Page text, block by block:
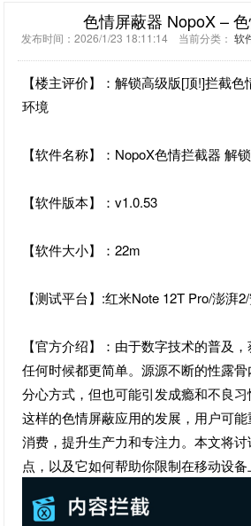
色情屏蔽器 NopoX –
发布时间：2026/1/23 18:11:14 当前分类： 软
【楼主评价】：解锁高级版[顶!]拦截
环境
【软件名称】：NopoX色情拦截器 解
【软件版本】：v1.0.53
【软件大小】：22m
【测试平台】:红米Note 12T Pro/澎湃
【官方介绍】：由于数字技术的普及
任何时候都更简单。源源不断的性露
分心方式，但也可能引发成瘾和不良
这样的色情屏蔽应用的发展，用户可
消费，提升生产力和专注力。本文将
点，以及它如何帮助你限制在移动设备